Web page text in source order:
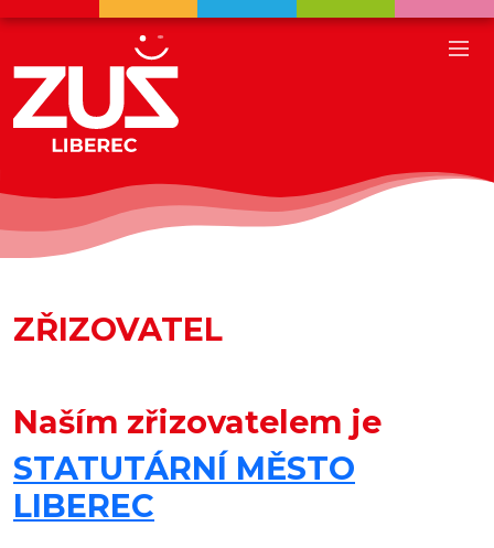
ZŘIZOVATEL
Naším zřizovatelem je
STATUTÁRNÍ MĚSTO
LIBEREC